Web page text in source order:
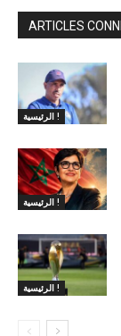
ARTICLES
الرئيسية !
الرئيسية !
الرئيسية !